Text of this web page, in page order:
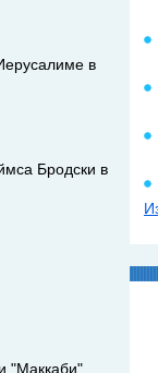
в
Бродски в
"Маккаби"